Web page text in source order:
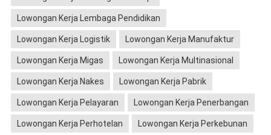
Lowongan Kerja Lembaga Pendidikan
Lowongan Kerja Logistik Lowongan Kerja Manufaktur
Lowongan Kerja Migas Lowongan Kerja Multinasional
Lowongan Kerja Nakes Lowongan Kerja Pabrik
Lowongan Kerja Pelayaran Lowongan Kerja Penerbangan
Lowongan Kerja Perhotelan Lowongan Kerja Perkebunan